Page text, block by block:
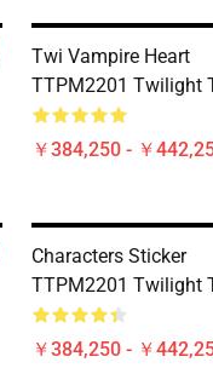
Twi Vampire Heart
TTPM2201 Twilight
￥384,250 - ￥
Characters Sticker
TTPM2201 Twilight
￥384,250 - ￥